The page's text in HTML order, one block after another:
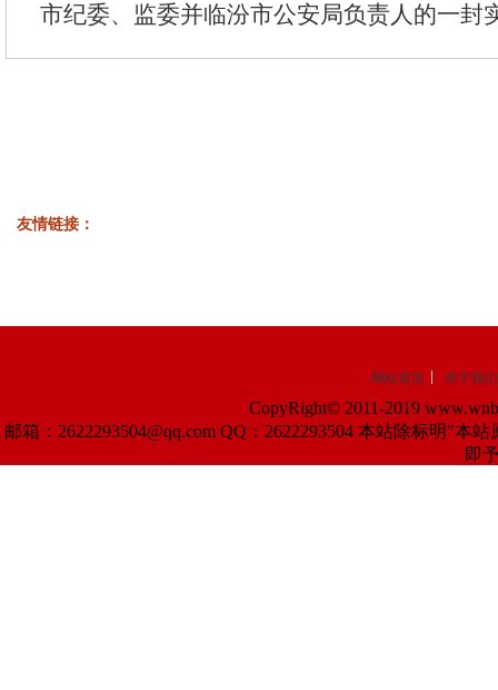
市纪委、监委并临汾市公安局负责人的一封
友情链接：
网站首页 关于我们
CopyRight© 2011-2019
邮箱：2622293504@qq.com QQ：2622293504 本站除标明"
即